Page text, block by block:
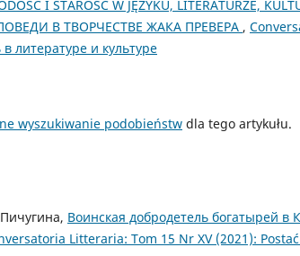
I STAROŚĆ W JĘZYKU, LITERATURZE,
В ТВОРЧЕСТВЕ ЖАКА ПРЕВЕРА ,
литературе и культуре
wyszukiwanie podobieństw dla tego artykułu.
Воинская добродетель богатырей в
Litteraria: Tom 15 Nr XV (2021):